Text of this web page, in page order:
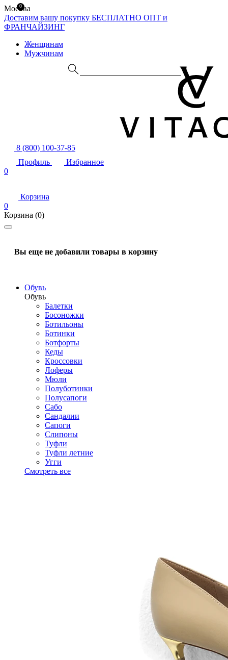
Москва
Доставим вашу покупку БЕСПЛАТНО ОПТ и
ФРАНЧАЙЗИНГ
Женщинам
Мужчинам
8 (800) 100-37-85
Профиль
Избранное
0
Корзина
0
Корзина (0)
Вы еще не добавили товары в корзину
Обувь
Обувь
Балетки
Босоножки
Ботильоны
Ботинки
Ботфорты
Кеды
Кроссовки
Лоферы
Мюли
Полуботинки
Полусапоги
Сабо
Сандалии
Сапоги
Слипоны
Туфли
Туфли летние
Угги
Смотреть все
0